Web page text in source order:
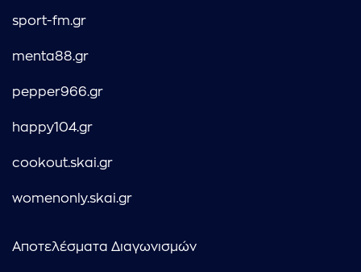
sport-fm.gr
menta88.gr
pepper966.gr
happy104.gr
cookout.skai.gr
womenonly.skai.gr
Αποτελέσματα Διαγωνισμών